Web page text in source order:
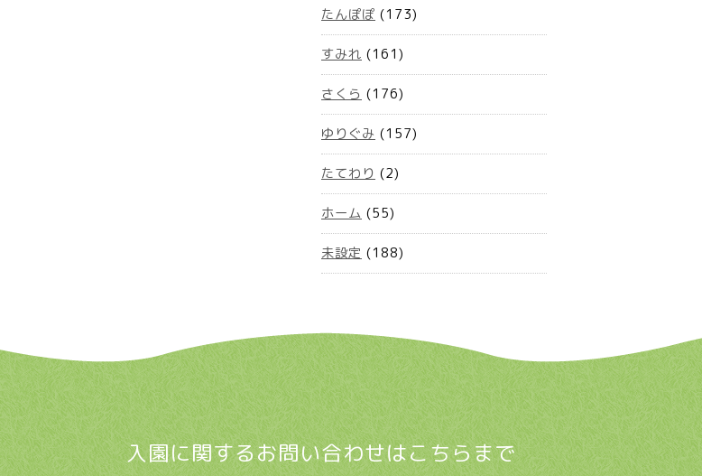
たんぽぽ (173)
すみれ (161)
さくら (176)
ゆりぐみ (157)
たてわり (2)
ホーム (55)
未設定 (188)
入園に関するお問い合わせはこちらまで